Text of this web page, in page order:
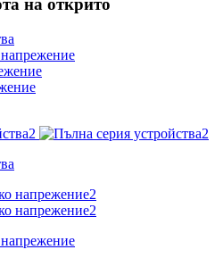
на открито
напрежение
напрежение